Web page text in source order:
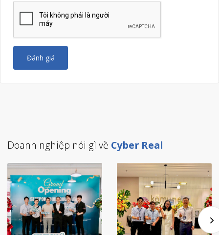
Đánh giá
Doanh nghiệp nói gì về Cyber Real